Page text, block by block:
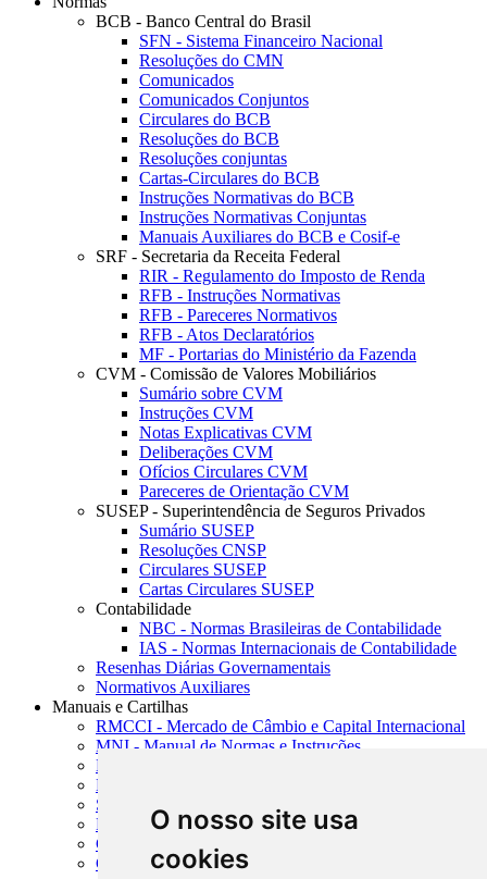
O nosso site usa
cookies
BCB - Banco Central do Brasil
SFN - Sistema Financeiro Nacional
Resoluções do CMN
Comunicados
Comunicados Conjuntos
Circulares do BCB
Resoluções do BCB
Resoluções conjuntas
Cartas-Circulares do BCB
Instruções Normativas do BCB
Instruções Normativas Conjuntas
Manuais Auxiliares do BCB e Cosif-e
SRF - Secretaria da Receita Federal
RIR - Regulamento do Imposto de Renda
RFB - Instruções Normativas
RFB - Pareceres Normativos
RFB - Atos Declaratórios
MF - Portarias do Ministério da Fazenda
CVM - Comissão de Valores Mobiliários
Sumário sobre CVM
Instruções CVM
Notas Explicativas CVM
Deliberações CVM
Ofícios Circulares CVM
Pareceres de Orientação CVM
SUSEP - Superintendência de Seguros Privados
Sumário SUSEP
Resoluções CNSP
Circulares SUSEP
Cartas Circulares SUSEP
Contabilidade
NBC - Normas Brasileiras de Contabilidade
IAS - Normas Internacionais de Contabilidade
Resenhas Diárias Governamentais
Normativos Auxiliares
Manuais e Cartilhas
RMCCI - Mercado de Câmbio e Capital Internacional
MNI - Manual de Normas e Instruções
MTVM - Manual de Títulos e Valores Mobiliários
MCR - Manual de Crédito Rural
SISORF - Manual de Organização do SFN
MASUP - Manual de Supervisão Bancária
CADOC - Catálogo de Documentos
CNAE-CONCLA - Classificação Nacional de